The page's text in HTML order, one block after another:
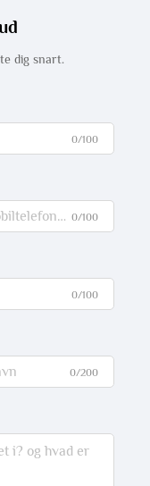
dig snart.
0/100
0/100
0/100
0/200